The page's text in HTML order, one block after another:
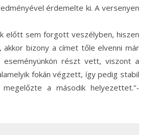
érdemelte ki. A versenyen
előtt sem forgott veszélyben, hiszen
bizony a címet tőle elvenni már
részt vett, viszont a
fokán végzett, így pedig stabil
a második helyezettet.”-